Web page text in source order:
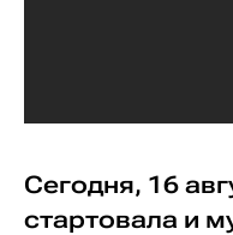
Сегодня, 16
стартовала и